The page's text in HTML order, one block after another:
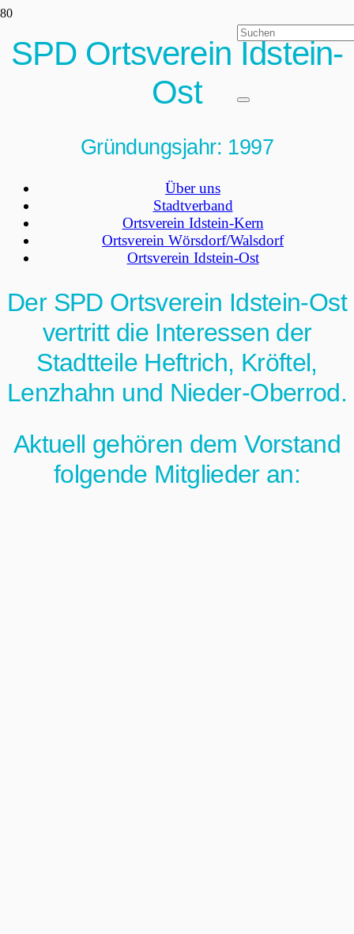
SPD Ortsverein Idstein-
Ost
Gründungsjahr: 1997
Über uns
Stadtverband
Ortsverein Idstein-Kern
Ortsverein Wörsdorf/Walsdorf
Ortsverein Idstein-Ost
Der SPD Ortsverein Idstein-Ost
vertritt die Interessen der
Stadtteile Heftrich, Kröftel,
Lenzhahn und Nieder-Oberrod.
Aktuell gehören dem Vorstand
folgende Mitglieder an: